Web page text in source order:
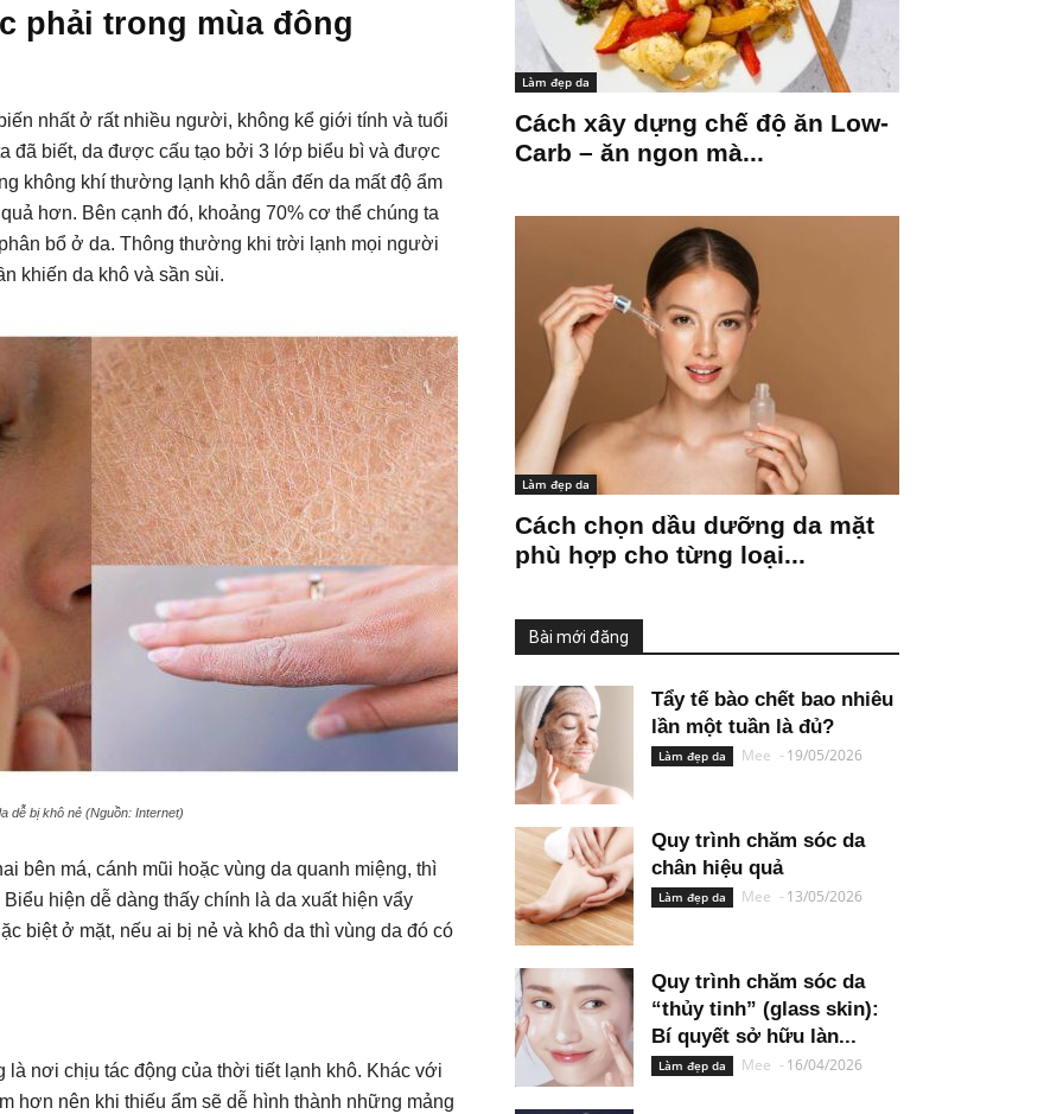
phải trong mùa đông
nhất ở rất nhiều người, không kể giới tính và tuổi
đã biết, da được cấu tạo bởi 3 lớp biểu bì và được
không khí thường lạnh khô dẫn đến da mất độ ẩm
hơn. Bên cạnh đó, khoảng 70% cơ thể chúng ta
bổ ở da. Thông thường khi trời lạnh mọi người
khiến da khô và sần sùi.
dễ bị khô nẻ (Nguồn: Internet)
bên má, cánh mũi hoặc vùng da quanh miệng, thì
hiện dễ dàng thấy chính là da xuất hiện vẩy
biệt ở mặt, nếu ai bị nẻ và khô da thì vùng da đó có
nơi chịu tác động của thời tiết lạnh khô. Khác với
hơn nên khi thiếu ẩm sẽ dễ hình thành những mảng
Làm đẹp da
Cách xây dựng chế độ ăn Low-
Carb – ăn ngon mà...
Làm đẹp da
Cách chọn dầu dưỡng da mặt
phù hợp cho từng loại...
Bài mới đăng
Tẩy tế bào chết bao nhiêu
lần một tuần là đủ?
Làm đẹp da Mee - 19/05/2026
Quy trình chăm sóc da
chân hiệu quả
Làm đẹp da Mee - 13/05/2026
Quy trình chăm sóc da
“thủy tinh” (glass skin):
Bí quyết sở hữu làn...
Làm đẹp da Mee - 16/04/2026